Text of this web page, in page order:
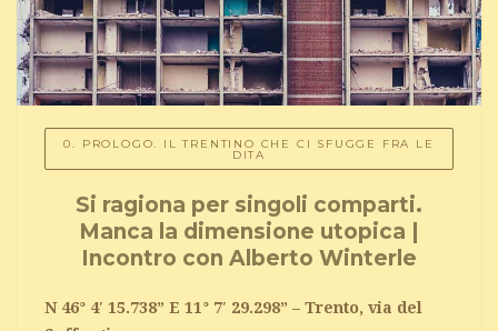
0. PROLOGO. IL TRENTINO CHE CI SFUGGE FRA LE
DITA
Si ragiona per singoli comparti.
Manca la dimensione utopica |
Incontro con Alberto Winterle
N 46° 4′ 15.738” E 11° 7′ 29.298” – Trento, via del